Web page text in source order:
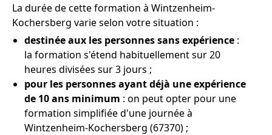
La durée de cette formation à Wintzenheim-
Kochersberg varie selon votre situation :
destinée aux les personnes sans expérience :
la formation s'étend habituellement sur 20
heures divisées sur 3 jours ;
pour les personnes ayant déjà une expérience
de 10 ans minimum : on peut opter pour une
formation simplifiée d'une journée à
Wintzenheim-Kochersberg (67370) ;